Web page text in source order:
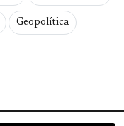
Geopolítica